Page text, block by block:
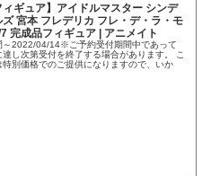
ィギュア】アイドルマスター シンデ
ズ 宮本 フレデリカ フレ・デ・ラ・モ
完成品フィギュア | アニメイト
2022/04/14※ご予約受付期間中であって
達し次第受付を終了する場合があります。 こ
特別価格でのご提供になりますので、いか